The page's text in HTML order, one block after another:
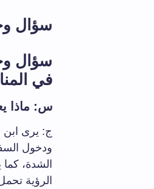
سؤال
سؤال
في
س: ماذا
ج: يرى ابن
ودخول
الشدة،
الرؤية